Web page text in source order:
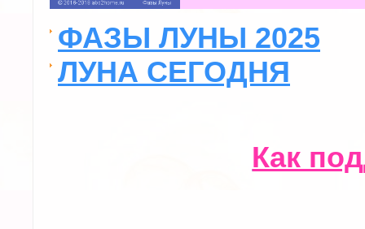
ФАЗЫ ЛУНЫ 2025
ЛУНА СЕГОДНЯ
Как